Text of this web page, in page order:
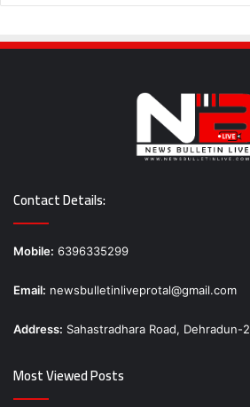
Contact Details:
Mobile: 6396335299
Email: newsbulletinliveprotal@gmail.com
Address: Sahastradhara Road, Dehradun-
Most Viewed Posts